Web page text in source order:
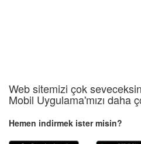
Web sitemizi çok
Mobil Uygulama'mızı daha
Hemen indirmek ister misin?